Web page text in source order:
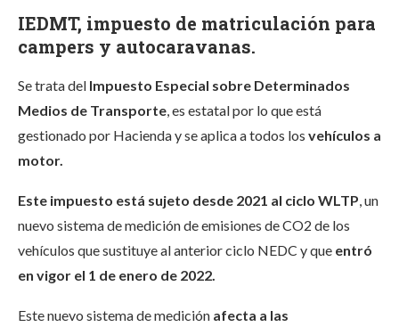
IEDMT, impuesto de matriculación para
campers y autocaravanas.
Se trata del Impuesto Especial sobre Determinados
Medios de Transporte , es estatal por lo que está
gestionado por Hacienda y se aplica a todos los vehículos a
motor.
Este impuesto está sujeto desde 2021 al ciclo WLTP , un
nuevo sistema de medición de emisiones de CO2 de los
vehículos que sustituye al anterior ciclo NEDC y que entró
en vigor el 1 de enero de 2022.
Este nuevo sistema de medición afecta a las